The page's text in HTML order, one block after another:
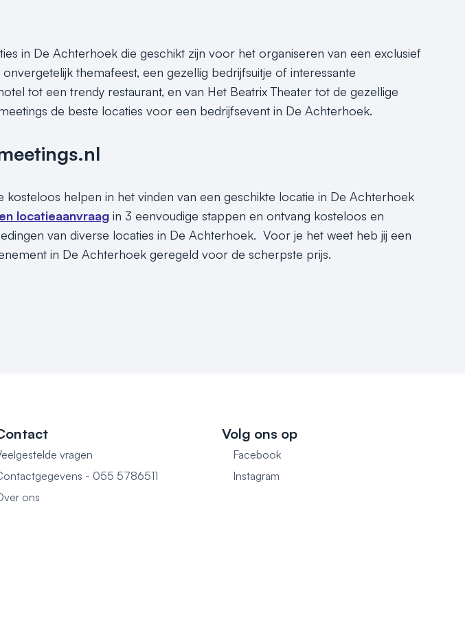
in De Achterhoek die geschikt zijn voor het organiseren van een exclusief
themafeest, een gezellig bedrijfsuitje of interessante
tot een trendy restaurant, en van Het Beatrix Theater tot de gezellige
de beste locaties voor een bedrijfsevent in De Achterhoek.
kosteloos helpen in het vinden van een geschikte locatie in De Achterhoek
locatieaanvraag in 3 eenvoudige stappen en ontvang kosteloos en
van diverse locaties in De Achterhoek. Voor je het weet heb jij een
in De Achterhoek geregeld voor de scherpste prijs.
vragen
- 055 5786511
ons
Volg ons op
Facebook
Instagram